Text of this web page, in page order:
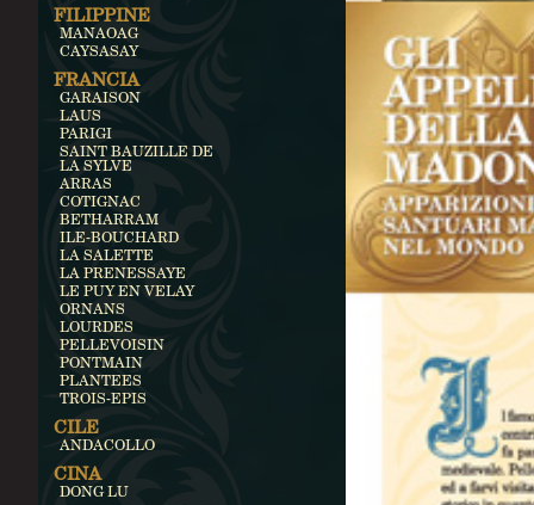
FILIPPINE
MANAOAG
CAYSASAY
FRANCIA
GARAISON
LAUS
PARIGI
SAINT BAUZILLE DE
LA SYLVE
ARRAS
COTIGNAC
BETHARRAM
ILE-BOUCHARD
LA SALETTE
LA PRENESSAYE
LE PUY EN VELAY
ORNANS
LOURDES
PELLEVOISIN
PONTMAIN
PLANTEES
TROIS-EPIS
CILE
ANDACOLLO
CINA
DONG LU